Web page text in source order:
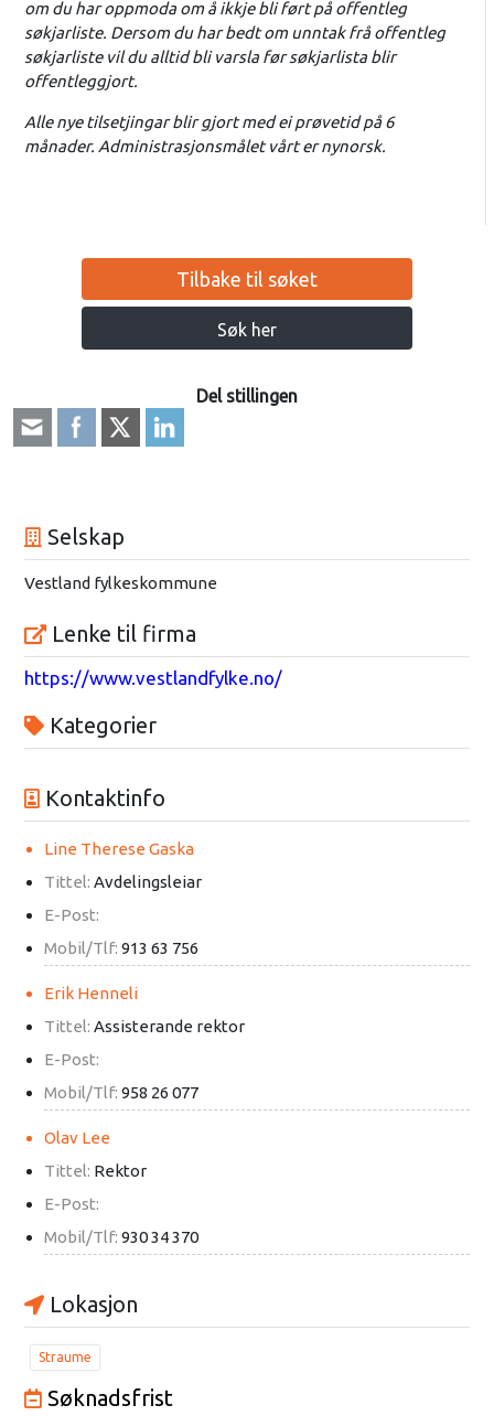
om du har oppmoda om å ikkje bli ført på offentleg
søkjarliste. Dersom du har bedt om unntak frå offentleg
søkjarliste vil du alltid bli varsla før søkjarlista blir
offentleggjort.
Alle nye tilsetjingar blir gjort med ei prøvetid på 6
månader. Administrasjonsmålet vårt er nynorsk.
Tilbake til søket
Søk her
Del stillingen
Selskap
Vestland fylkeskommune
Lenke til firma
https://www.vestlandfylke.no/
Kategorier
Kontaktinfo
Line Therese Gaska
Tittel: Avdelingsleiar
E-Post:
Mobil/Tlf: 913 63 756
Erik Henneli
Tittel: Assisterande rektor
E-Post:
Mobil/Tlf: 958 26 077
Olav Lee
Tittel: Rektor
E-Post:
Mobil/Tlf: 930 34 370
Lokasjon
Straume
Søknadsfrist